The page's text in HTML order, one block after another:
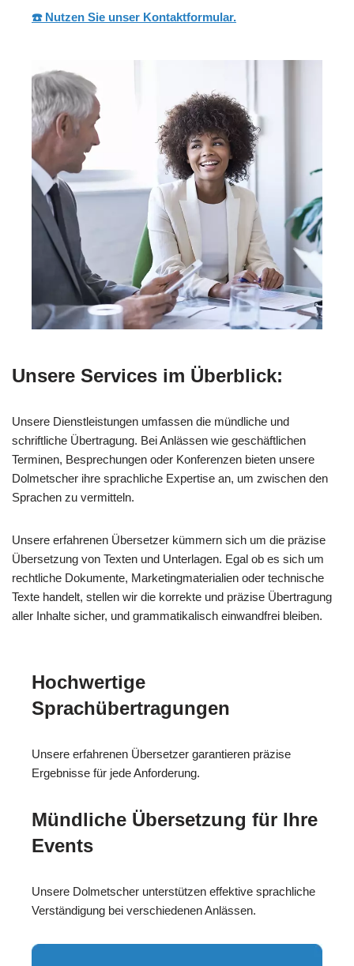
☎️ Nutzen Sie unser Kontaktformular.
Unsere Services im Überblick:
Unsere Dienstleistungen umfassen die mündliche und
schriftliche Übertragung. Bei Anlässen wie geschäftlichen
Terminen, Besprechungen oder Konferenzen bieten unsere
Dolmetscher ihre sprachliche Expertise an, um zwischen den
Sprachen zu vermitteln.
Unsere erfahrenen Übersetzer kümmern sich um die präzise
Übersetzung von Texten und Unterlagen. Egal ob es sich um
rechtliche Dokumente, Marketingmaterialien oder technische
Texte handelt, stellen wir die korrekte und präzise Übertragung
aller Inhalte sicher, und grammatikalisch einwandfrei bleiben.
Hochwertige
Sprachübertragungen
Unsere erfahrenen Übersetzer garantieren präzise
Ergebnisse für jede Anforderung.
Mündliche Übersetzung für Ihre
Events
Unsere Dolmetscher unterstützen effektive sprachliche
Verständigung bei verschiedenen Anlässen.